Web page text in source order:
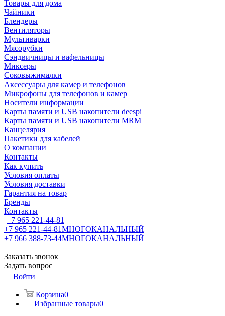
Товары для дома
Чайники
Блендеры
Вентиляторы
Мультиварки
Мясорубки
Сэндвичницы и вафельницы
Миксеры
Соковыжималки
Аксессуары для камер и телефонов
Микрофоны для телефонов и камер
Носители информации
Карты памяти и USB накопители deespi
Карты памяти и USB накопители MRM
Канцелярия
Пакетики для кабелей
О компании
Контакты
Как купить
Условия оплаты
Условия доставки
Гарантия на товар
Бренды
Контакты
+7 965 221-44-81
+7 965 221-44-81МНОГОКАНАЛЬНЫЙ
+7 966 388-73-44МНОГОКАНАЛЬНЫЙ
Заказать звонок
Задать вопрос
Войти
Корзина0
Избранные товары0